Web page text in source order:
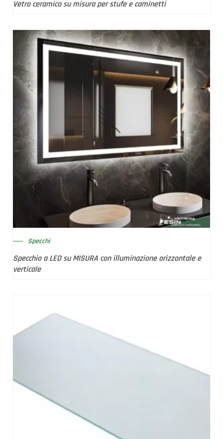
Vetro ceramico su misura per stufe e caminetti
Specchi
Specchio a LED su MISURA con illuminazione orizzontale e
verticale